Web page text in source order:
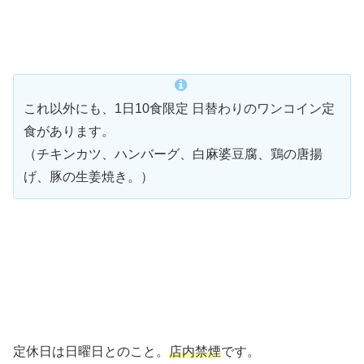
これ以外にも、1日10食限定 日替わりのワンコイン定
食があります。
（チキンカツ、ハンバーグ、白麻婆豆腐、鶏の唐揚
げ、豚の生姜焼き。）
定休日は日曜日とのこと。 店内禁煙です。